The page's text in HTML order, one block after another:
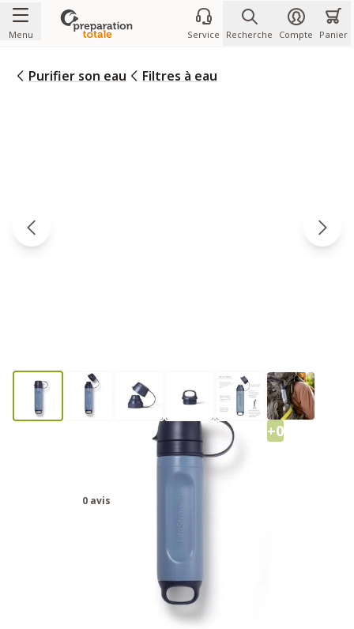
Allez au contenu
Menu Service Recherche Compte Panier
Purifier son eau Filtres à eau
+0
LifeStraw Peak Série personnelle
Solo - Bleu montagne
0 avis